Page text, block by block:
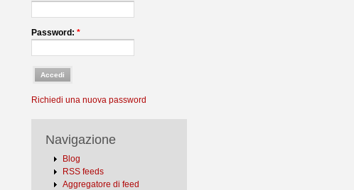
Password: *
Richiedi una nuova password
Navigazione
Blog
RSS feeds
Aggregatore di feed